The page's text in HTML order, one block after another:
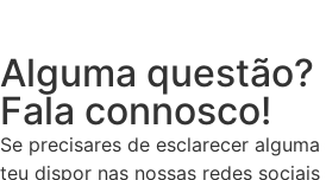
Alguma questão?
Fala connosco!
Se precisares de esclarecer
teu dispor nas nossas redes